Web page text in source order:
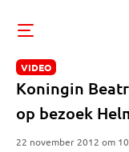
VIDEO
Koningin
op bezoek
22 november 2012 om